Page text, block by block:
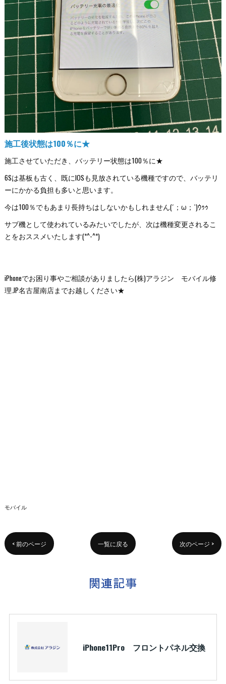
施工後状態は100％に★
施工させていただき、バッテリー状態は100％に★
6Sは基板も古く、既にIOSも見放されている機種ですので、バッテリ
ーにかかる負担も多いと思います。
今は100％でもあまり長持ちはしないかもしれません(´；ω；`)ｳｩｩ
サブ機として使われているみたいでしたが、次は機種変更されるこ
とをおススメいたします(*^-^*)
iPhoneでお困り事やご相談がありましたら(株)アラジン モバイル修
理.JP名古屋南店までお越しください★
モバイル
< 前のページ 一覧に戻る 次のページ >
関連記事
iPhone11Pro フロントパネル交換